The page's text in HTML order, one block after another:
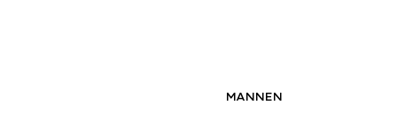
MANNEN